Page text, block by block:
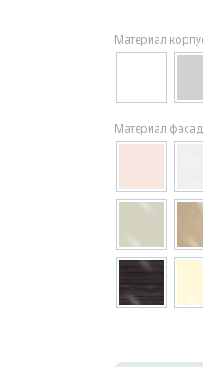
Материал
Материал